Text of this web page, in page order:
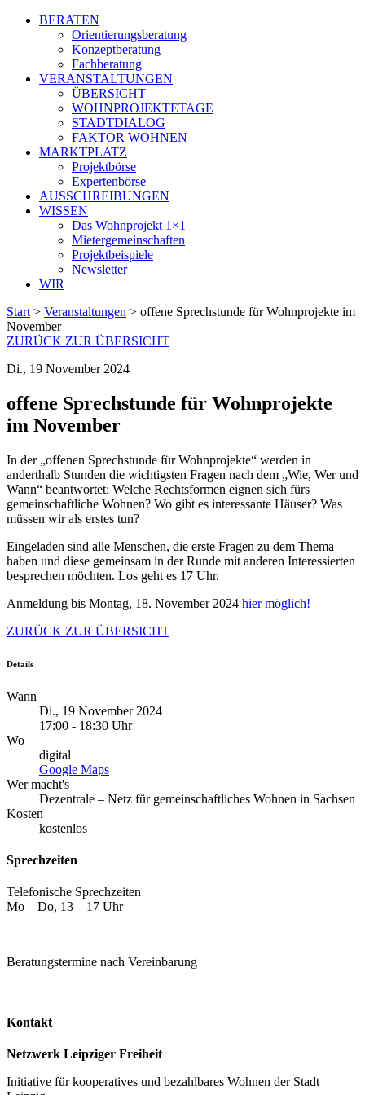
BERATEN
Orientierungsberatung
Konzeptberatung
Fachberatung
VERANSTALTUNGEN
ÜBERSICHT
WOHNPROJEKTETAGE
STADTDIALOG
FAKTOR WOHNEN
MARKTPLATZ
Projektbörse
Expertenbörse
AUSSCHREIBUNGEN
WISSEN
Das Wohnprojekt 1×1
Mietergemeinschaften
Projektbeispiele
Newsletter
WIR
Start > Veranstaltungen > offene Sprechstunde für Wohnprojekte im
November
ZURÜCK ZUR ÜBERSICHT
Di., 19 November 2024
offene Sprechstunde für Wohnprojekte
im November
In der „offenen Sprechstunde für Wohnprojekte“ werden in
anderthalb Stunden die wichtigsten Fragen nach dem „Wie, Wer und
Wann“ beantwortet: Welche Rechtsformen eignen sich fürs
gemeinschaftliche Wohnen? Wo gibt es interessante Häuser? Was
müssen wir als erstes tun?
Eingeladen sind alle Menschen, die erste Fragen zu dem Thema
haben und diese gemeinsam in der Runde mit anderen Interessierten
besprechen möchten. Los geht es 17 Uhr.
Anmeldung bis Montag, 18. November 2024 hier möglich!
ZURÜCK ZUR ÜBERSICHT
Details
Wann
Di., 19 November 2024
17:00 - 18:30 Uhr
Wo
digital
Google Maps
Wer macht's
Dezentrale – Netz für gemeinschaftliches Wohnen in Sachsen
Kosten
kostenlos
Sprechzeiten
Telefonische Sprechzeiten
Mo – Do, 13 – 17 Uhr
Beratungstermine nach Vereinbarung
Kontakt
Netzwerk Leipziger Freiheit
Initiative für kooperatives und bezahlbares Wohnen der Stadt